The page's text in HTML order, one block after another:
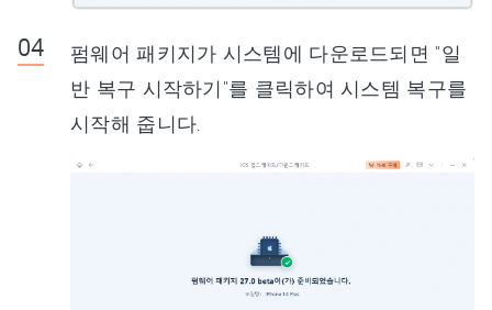
펌웨어 패키지가 시스템에 다운로드되면 "일
반 복구 시작하기"를 클릭하여 시스템 복구를
시작해 줍니다.